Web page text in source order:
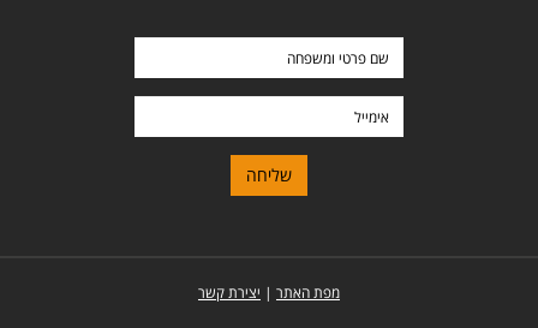
מפת האתר | יצירת קשר